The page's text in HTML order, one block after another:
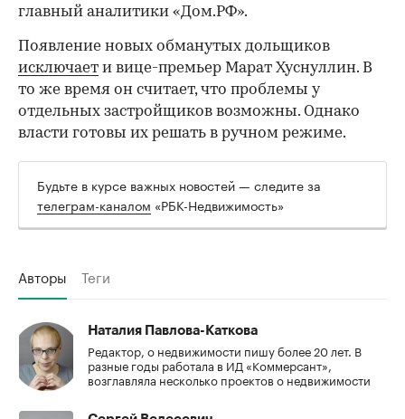
главный аналитики «Дом.РФ».
Появление новых обманутых дольщиков
исключает и вице-премьер Марат Хуснуллин. В
то же время он считает, что проблемы у
отдельных застройщиков возможны. Однако
власти готовы их решать в ручном режиме.
Будьте в курсе важных новостей — следите за
телеграм-каналом «РБК-Недвижимость»
Авторы Теги
Наталия Павлова-Каткова
Редактор, о недвижимости пишу более 20 лет. В
разные годы работала в ИД «Коммерсант»,
возглавляла несколько проектов о недвижимости